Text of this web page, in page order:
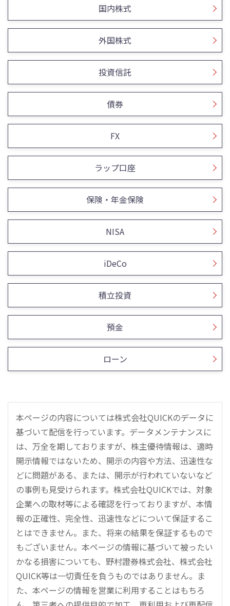
国内株式
外国株式
投資信託
債券
FX
ラップ口座
保険・年金保険
NISA
iDeCo
積立投資
預金
ローン
本ページの内容については株式会社QUICKのデータに
基づいて配信を行っています。データメンテナンスに
は、万全を期しておりますが、株主優待情報は、適時
開示情報ではないため、開示の内容や方法、迅速性な
どに問題がある、または、開示が行われていないなど
の事例も見受けられます。株式会社QUICKでは、対象
企業への取材等による確認を行っておりますが、本情
報の正確性、完全性、迅速性などについて保証するこ
とはできません。また、将来の結果を保証するもので
もございません。本ページの情報に基づいて被ったい
かなる損害についても、野村證券株式会社、株式会社
QUICK等は一切責任を負うものではありません。ま
た、本ページの情報を営業に利用することはもちろ